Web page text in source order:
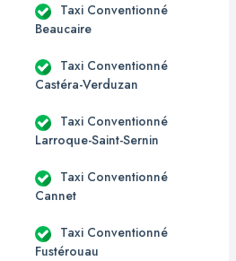
Taxi Conventionné
Beaucaire
Taxi Conventionné
Castéra-Verduzan
Taxi Conventionné
Larroque-Saint-Sernin
Taxi Conventionné
Cannet
Taxi Conventionné
Fustérouau